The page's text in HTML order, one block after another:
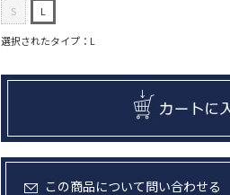
S L
選択されたタイプ：L
この商品について問い合わせる